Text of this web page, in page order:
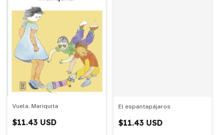
Vuela, Mariquita
$11.43 USD
El espantapájaros
$11.43 USD